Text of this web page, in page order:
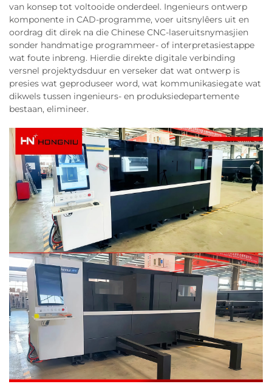
van konsep tot voltooide onderdeel. Ingenieurs ontwerp
komponente in CAD-programme, voer uitsnylêers uit en
oordrag dit direk na die Chinese CNC-laseruitsnymasjien
sonder handmatige programmeer- of interpretasiestappe
wat foute inbreng. Hierdie direkte digitale verbinding
versnel projektydsduur en verseker dat wat ontwerp is
presies wat geproduseer word, wat kommunikasiegate wat
dikwels tussen ingenieurs- en produksiedepartemente
bestaan, elimineer.